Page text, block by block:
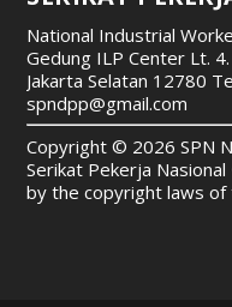
National Industrial
Gedung ILP Center Lt.
Jakarta Selatan 12780
spndpp@gmail.com
Copyright © 2026 SPN
Serikat Pekerja
by the copyright laws of